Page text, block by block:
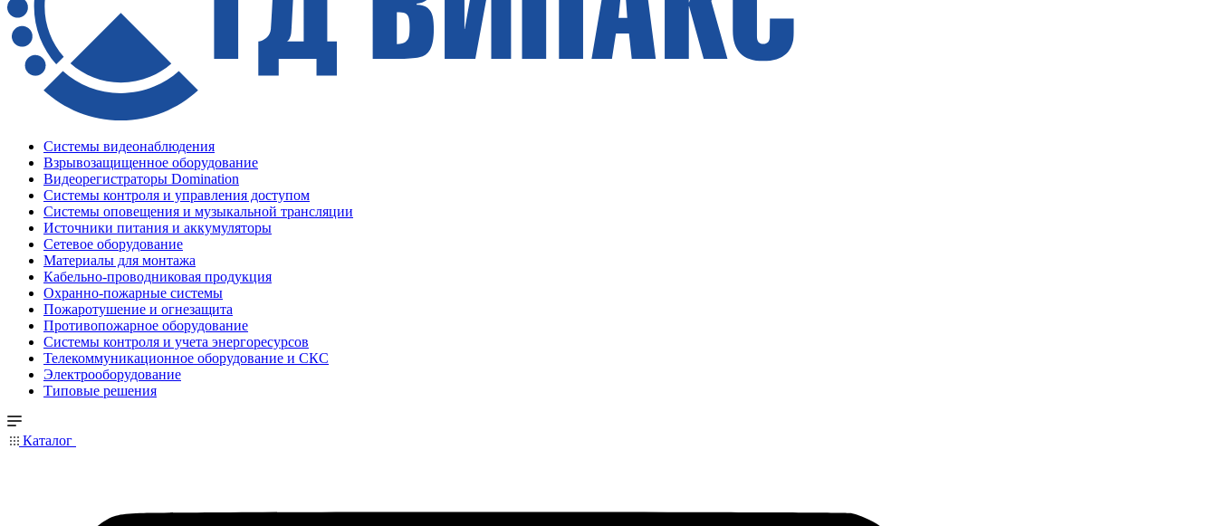
Системы видеонаблюдения
Взрывозащищенное оборудование
Видеорегистраторы Domination
Системы контроля и управления доступом
Системы оповещения и музыкальной трансляции
Источники питания и аккумуляторы
Сетевое оборудование
Материалы для монтажа
Кабельно-проводниковая продукция
Охранно-пожарные системы
Пожаротушение и огнезащита
Противопожарное оборудование
Системы контроля и учета энергоресурсов
Телекоммуникационное оборудование и СКС
Электрооборудование
Типовые решения
Каталог